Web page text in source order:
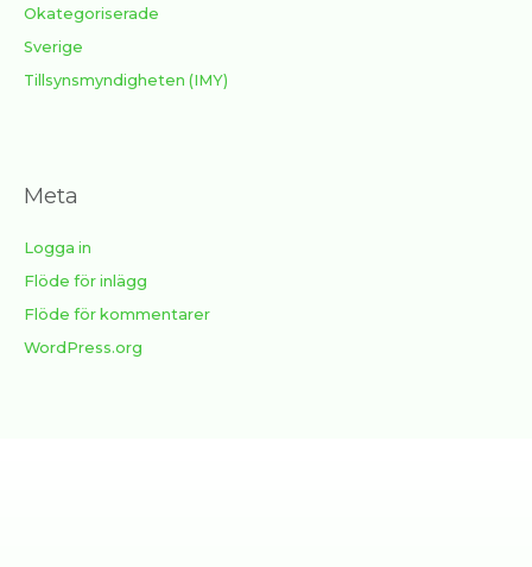
Okategoriserade
Sverige
Tillsynsmyndigheten (IMY)
Meta
Logga in
Flöde för inlägg
Flöde för kommentarer
WordPress.org